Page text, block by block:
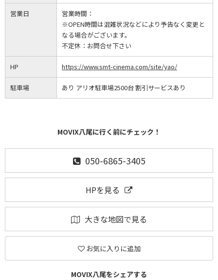
営業日
営業時間：
※OPEN時間は混雑状況などにより予告なく変更と
なる場合がございます。
不定休： お問合せ下さい
HP https://www.smt-cinema.com/site/yao/
駐車場 あり アリオ駐車場2500台 割引サービスあり
MOVIX八尾に行く前にチェック！
050-6865-3405
HPを見る
大きな地図で見る
お気に入りに追加
MOVIX八尾をシェアする